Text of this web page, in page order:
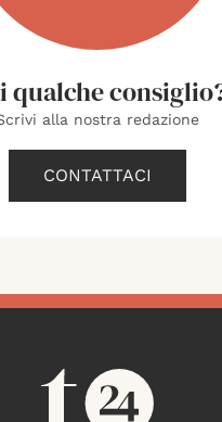
qualche
alla nostra redazione
CONTATTACI